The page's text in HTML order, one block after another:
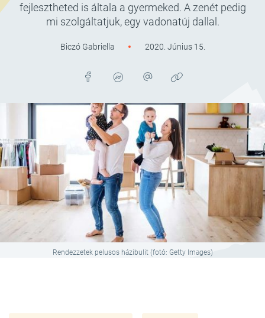
fejlesztheted is általa a gyermeked. A zenét pedig
mi szolgáltatjuk, egy vadonatúj dallal.
Biczó Gabriella 2020. Június 15.
Rendezzetek pelusos házibulit (fotó: Getty Images)